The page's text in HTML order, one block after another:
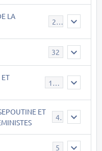
LA
23
32
ET
147
ET
40
5